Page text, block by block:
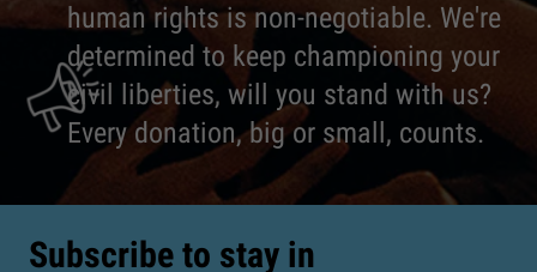
human rights is non-negotiable. We're
determined to keep championing your
civil liberties, will you stand with us?
Every donation, big or small, counts.
Subscribe to stay in